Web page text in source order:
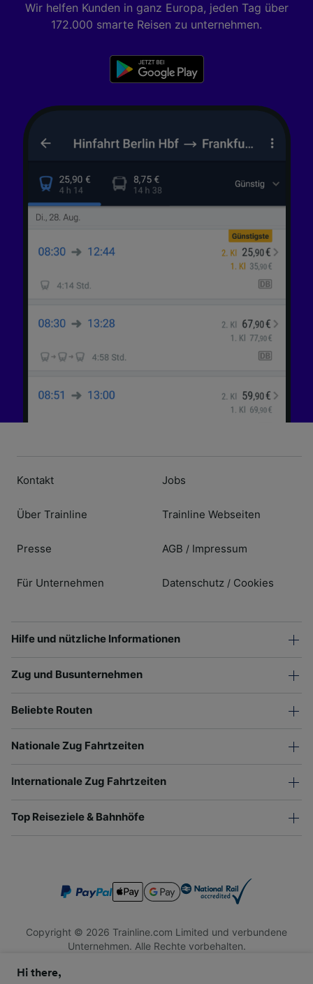
Wir helfen Kunden in ganz Europa, jeden Tag über
172.000 smarte Reisen zu unternehmen.
Kontakt
Über Trainline
Presse
Für Unternehmen
Jobs
Trainline Webseiten
AGB / Impressum
Datenschutz / Cookies
Hilfe und nützliche Informationen
Zug und Busunternehmen
Beliebte Routen
Nationale Zug Fahrtzeiten
Internationale Zug Fahrtzeiten
Top Reiseziele & Bahnhöfe
Copyright © 2026 Trainline.com Limited und verbundene
Unternehmen. Alle Rechte vorbehalten.
Firmennummer 3846791. Registrierte Adresse: 1 Stonecutter
Hi there,